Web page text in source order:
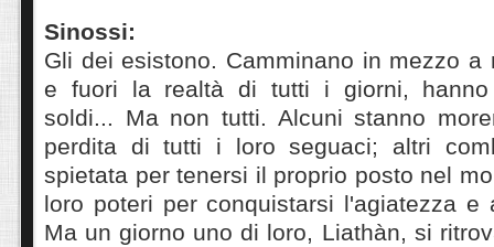
Sinossi:
Gli dei esistono. Camminano in mezzo a
e fuori la realtà di tutti i giorni, hanno
soldi... Ma non tutti. Alcuni stanno
perdita di tutti i loro seguaci; altri
spietata per tenersi il proprio posto nel
loro poteri per conquistarsi l'agiatezza e
Ma un giorno uno di loro, Liathàn, si